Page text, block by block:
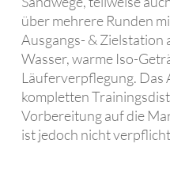
über mehrere Runden
Ausgangs- & Zielstation
Wasser, warme Iso-
Läuferverpflegung. Das
kompletten
Vorbereitung auf die
ist jedoch nicht